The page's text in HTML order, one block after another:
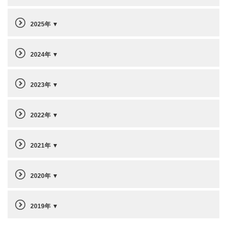
2025年
2024年
2023年
2022年
2021年
2020年
2019年